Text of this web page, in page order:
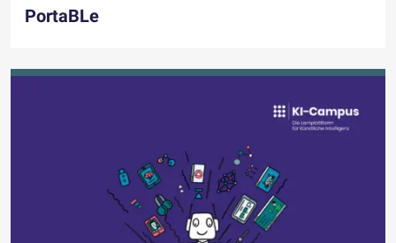
PortaBLe